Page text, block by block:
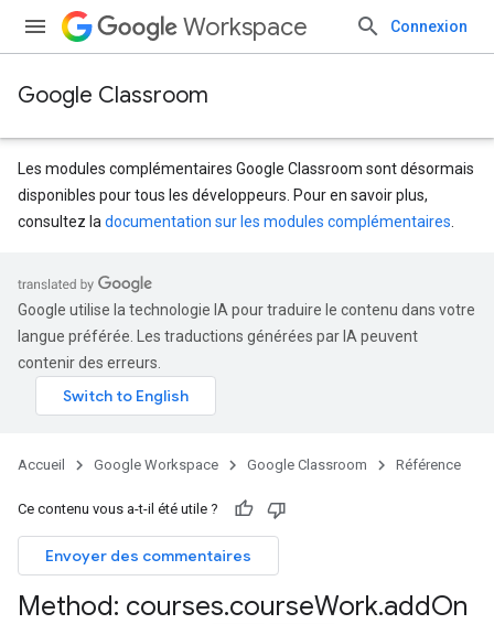
Workspace Connexion
Google Classroom
Les modules complémentaires Google Classroom sont désormais
disponibles pour tous les développeurs. Pour en savoir plus,
consultez la documentation sur les modules complémentaires
Google utilise la technologie IA pour traduire le contenu dans votre
langue préférée. Les traductions générées par IA peuvent
contenir des erreurs.
Accueil Google Workspace Google Classroom Référence
Ce contenu vous a-t-il été utile ?
Envoyer des commentaires
Method: courses.courseWork.addOn